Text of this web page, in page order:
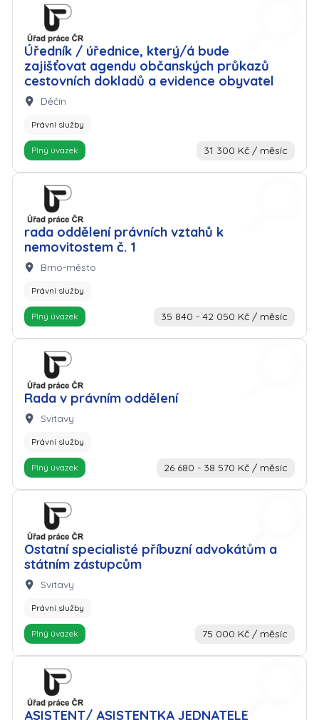
Úředník / úřednice, který/á bude
zajišťovat agendu občanských průkazů
cestovních dokladů a evidence obyvatel
Zaměstnavatel: Úřad práce
Lokalita:
Děčín
Právní služby
Plný úvazek 31 300 Kč / měsíc
rada oddělení právních vztahů k
nemovitostem č. 1
Zaměstnavatel: Úřad práce
Lokalita:
Brno-město
Právní služby
Plný úvazek 35 840 - 42 050 Kč / měsíc
Rada v právním oddělení
Zaměstnavatel: Úřad práce
Lokalita:
Svitavy
Právní služby
Plný úvazek 26 680 - 38 570 Kč / měsíc
Ostatní specialisté příbuzní advokátům a
státním zástupcům
Zaměstnavatel: Úřad práce
Lokalita:
Svitavy
Právní služby
Plný úvazek 75 000 Kč / měsíc
ASISTENT/ ASISTENTKA JEDNATELE
Zaměstnavatel: Úřad práce